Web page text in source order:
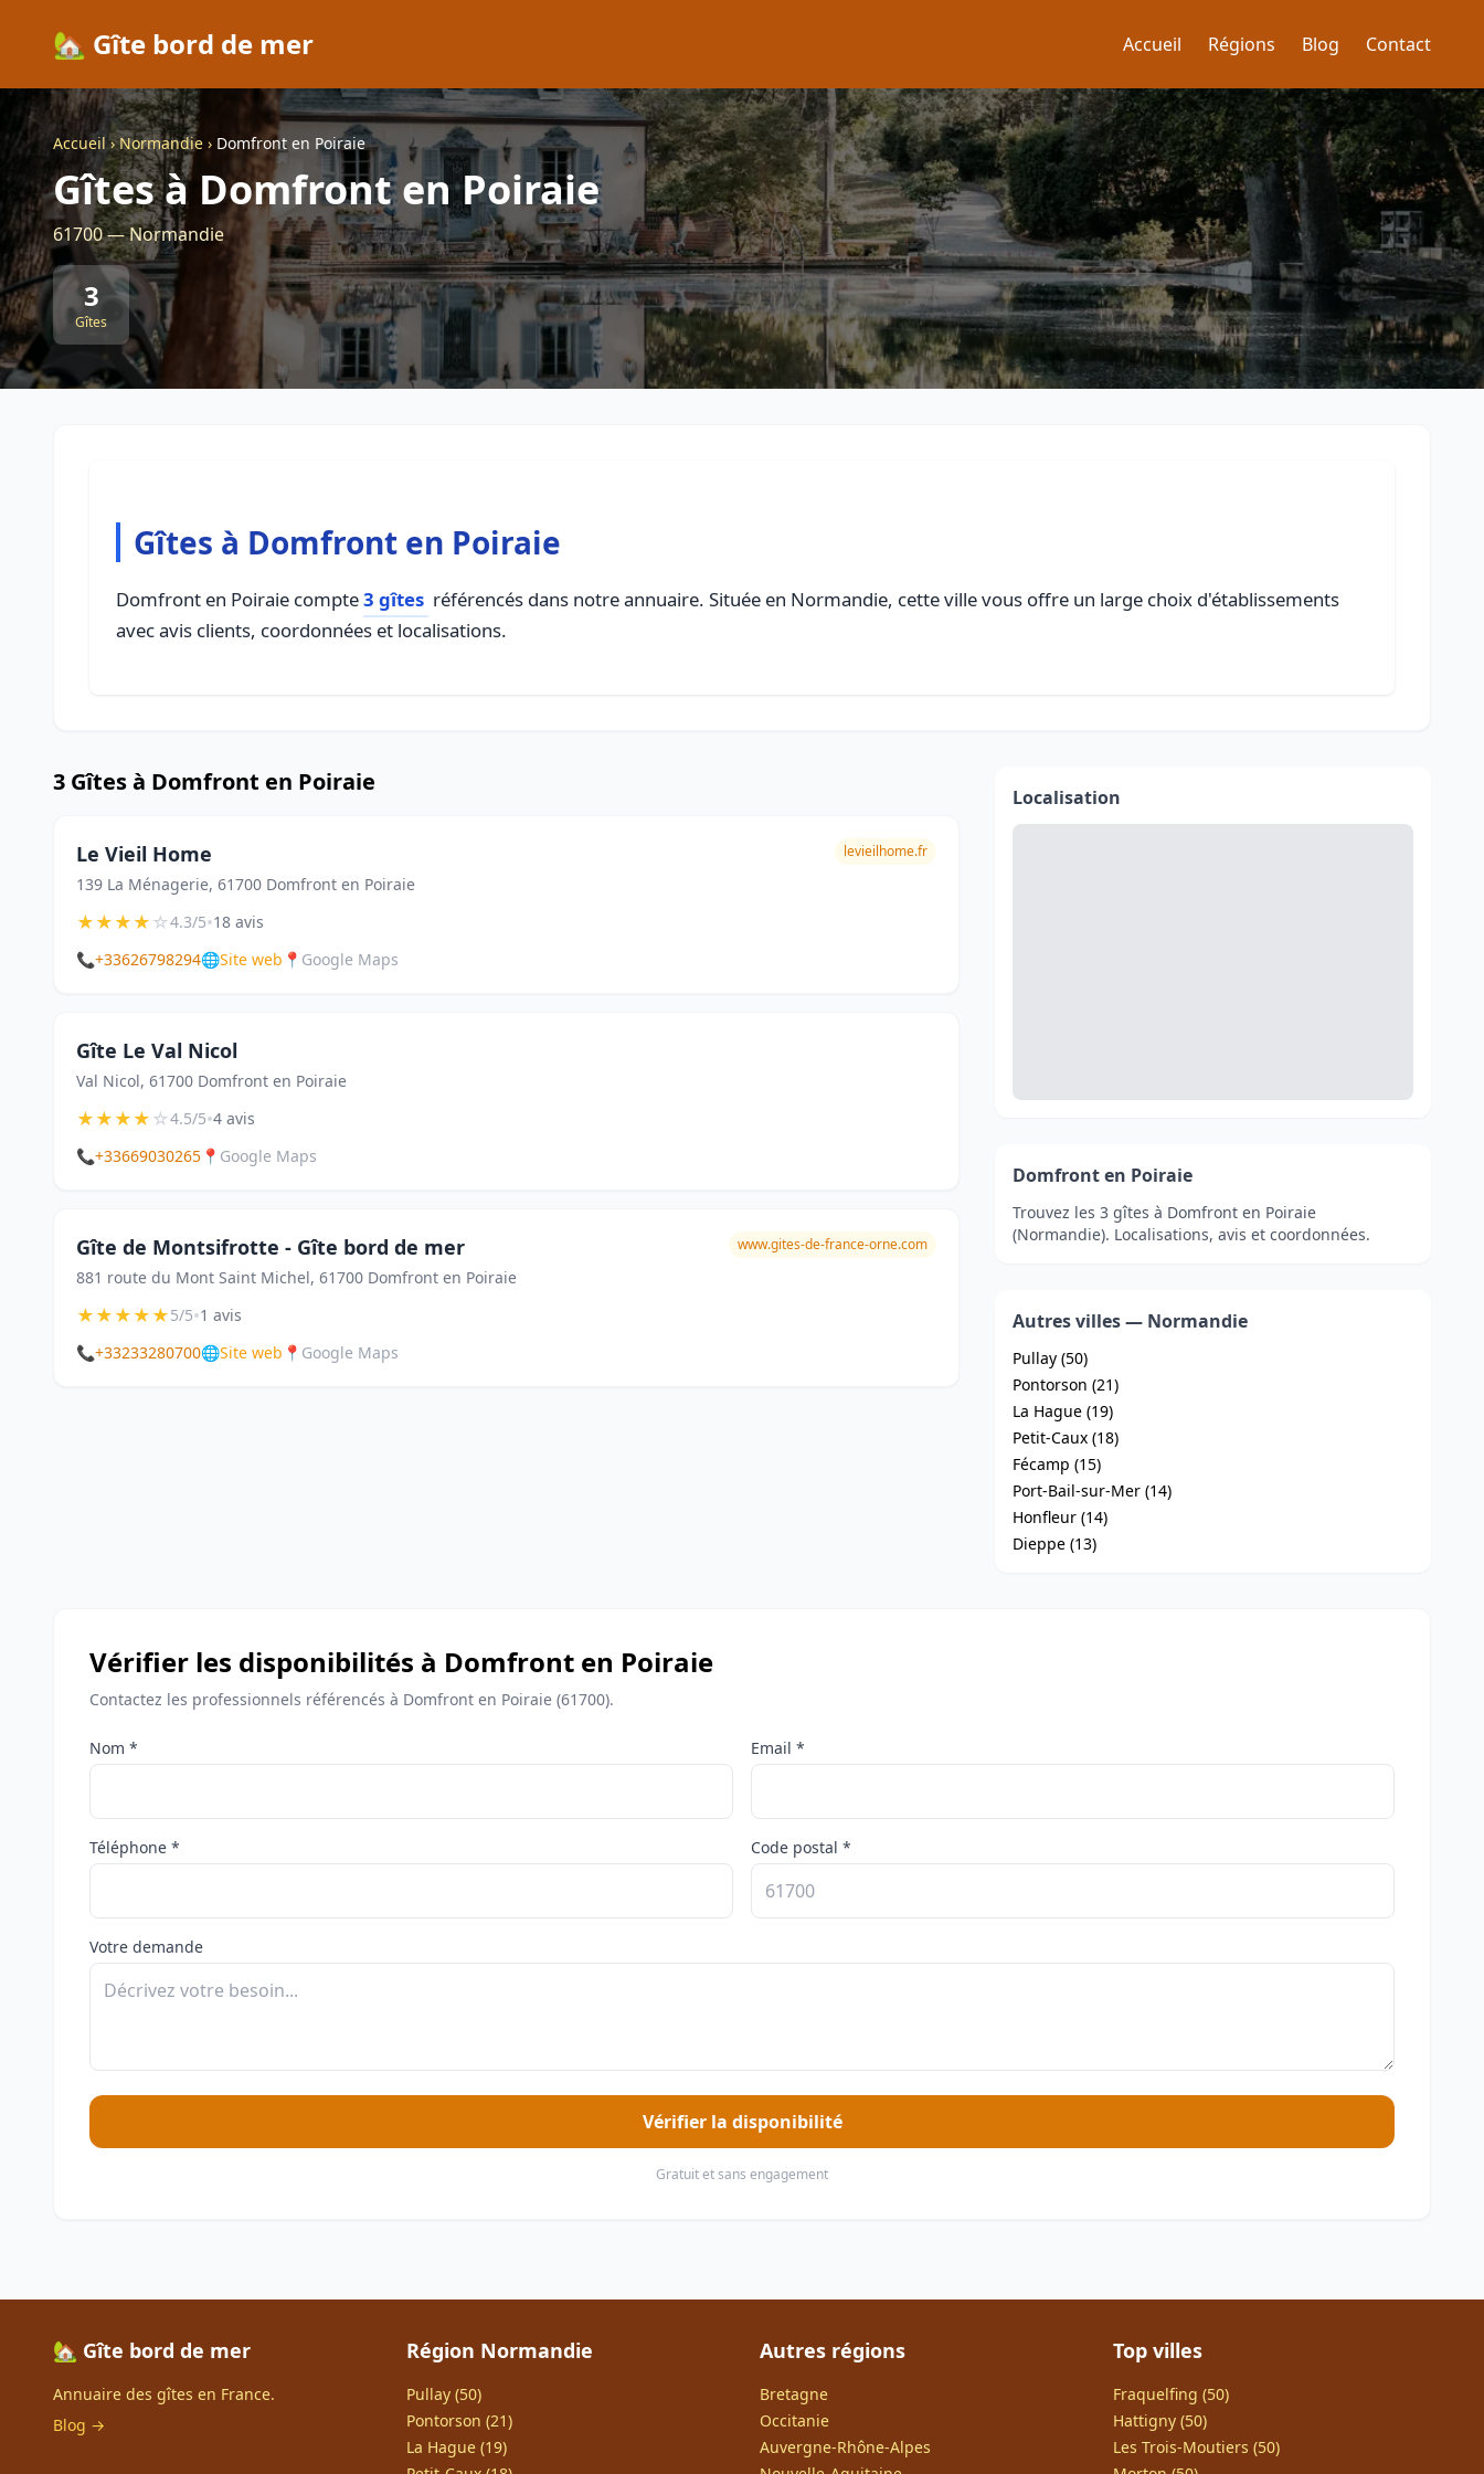
🏡 Gîte bord de mer Accueil Régions Blog Contact
Accueil›Normandie › Domfront en Poiraie
Gîtes à Domfront en Poiraie
61700 — Normandie
3
Gîtes
Gîtes à Domfront en Poiraie
Domfront en Poiraie compte3 gîtes référencés dans notre annuaire. Située en Normandie, cette ville vous offre un large choix d'établissements
avec avis clients, coordonnées et localisations.
3 Gîtes à Domfront en Poiraie
Le Vieil Home
139 La Ménagerie, 61700 Domfront en Poiraie
levieilhome.fr
★★★★☆4.3/5•18 avis
📞+33626798294🌐Site web 📍 Google Maps
Gîte Le Val Nicol
Val Nicol, 61700 Domfront en Poiraie
★★★★☆4.5/5•4 avis
📞+33669030265 📍 Google Maps
Gîte de Montsifrotte - Gîte bord de mer
881 route du Mont Saint Michel, 61700 Domfront en Poiraie
www.gites-de-france-orne.com
★★★★★5/5•1 avis
📞+33233280700🌐Site web 📍 Google Maps
Localisation
Domfront en Poiraie
Trouvez les 3 gîtes à Domfront en Poiraie
(Normandie). Localisations, avis et coordonnées.
Autres villes — Normandie
Pullay (50)
Pontorson (21)
La Hague (19)
Petit-Caux (18)
Fécamp (15)
Port-Bail-sur-Mer (14)
Honfleur (14)
Dieppe (13)
Vérifier les disponibilités à Domfront en Poiraie
Contactez les professionnels référencés à Domfront en Poiraie (61700).
Nom * Email *
Téléphone * Code postal *
Votre demande
Vérifier la disponibilité
Gratuit et sans engagement
🏡 Gîte bord de mer
Annuaire des gîtes en France.
Blog →
Région Normandie
Pullay (50)
Pontorson (21)
La Hague (19)
Autres régions
Bretagne
Occitanie
Auvergne-Rhône-Alpes
Top villes
Fraquelfing (50)
Hattigny (50)
Les Trois-Moutiers (50)